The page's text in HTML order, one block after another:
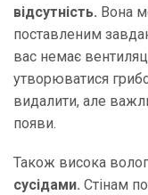
відсутність. Вона
поставленим
вас немає
утворюватися
видалити, але
появи.
Також висока
сусідами. Стінам